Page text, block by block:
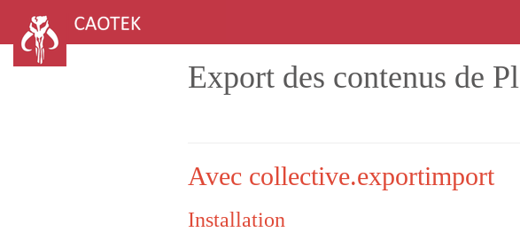
Export des contenus de
Avec collective.exportimport
Installation